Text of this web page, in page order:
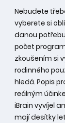
Nebudete
vyberete si
danou
počet
zkoušením si
rodinného
hledá. Popis
reálným
iBrain vyvíjel
mají desítky